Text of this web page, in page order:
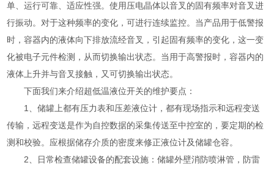
单、运行可靠、适应性强。使用压电晶体以音叉的固有频率对音叉进
行振动。对于这种频率的变化，可进行连续监控。当产品用于低警报
时，容器内的液体向下排放流经音叉，引起固有频率的变化，这一变
化被电子元件检测，从而切换输出状态。当用于高警报时，容器内的
液体上升并与音叉接触，又可切换输出状态。
下面我们来介绍超低温液位开关的维护要点：
1、储罐上都有压力表和压差液位计，都有现场指示和远程变送
传输，远程变送是作为自控数据的采集传送至中控室的，要定期的检
测和校验。应根据储存介质的密度来修正液位计及储罐仓容。
2、日常检查储罐设备的配套设施：储罐外壁消防喷淋管，防雷